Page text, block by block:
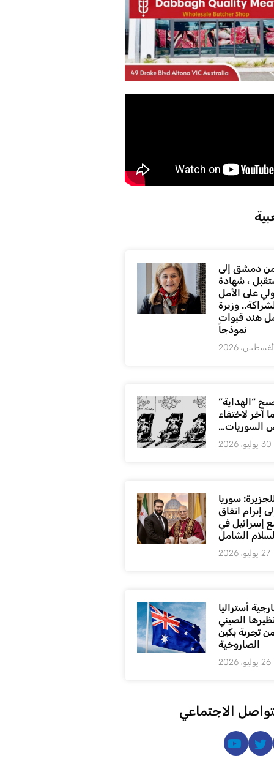
دمشق إلى
، شهادة
على الأمل
وزيرة
هند قبوات
نموذجاً
“الهداية”
آخر لاختفاء
السوريات…
30 يوليو، 2026
سوريا
إبرام اتفاق
إسرائيل في
الشامل
27 يوليو، 2026
أستراليا
الصيني
تجربة بكين
الصاروخية
26 يوليو، 2026
الاجتماعي